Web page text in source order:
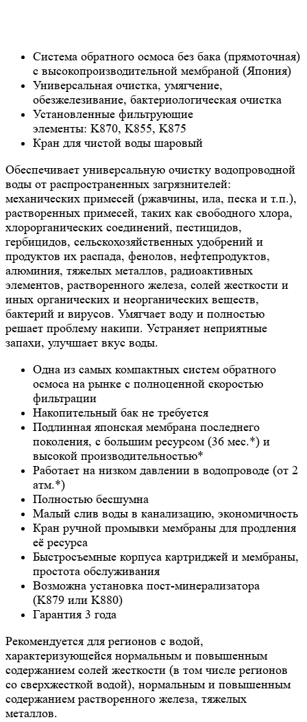
Система обратного осмоса без бака (прямоточная)
с высокопроизводительной мембраной (Япония)
Универсальная очистка, умягчение,
обезжелезивание, бактериологическая очистка
Установленные фильтрующие
элементы: K870, K855, K875
Кран для чистой воды шаровый
Обеспечивает универсальную очистку водопроводной
воды от распространенных загрязнителей:
механических примесей (ржавчины, ила, песка и т.п.),
растворенных примесей, таких как свободного хлора,
хлорорганических соединений, пестицидов,
гербицидов, сельскохозяйственных удобрений и
продуктов их распада, фенолов, нефтепродуктов,
алюминия, тяжелых металлов, радиоактивных
элементов, растворенного железа, солей жесткости и
иных органических и неорганических веществ,
бактерий и вирусов. Умягчает воду и полностью
решает проблему накипи. Устраняет неприятные
запахи, улучшает вкус воды.
Одна из самых компактных систем обратного
осмоса на рынке с полноценной скоростью
фильтрации
Накопительный бак не требуется
Подлинная японская мембрана последнего
поколения, с большим ресурсом (36 мес.*) и
высокой производительностью*
Работает на низком давлении в водопроводе (от 2
атм.*)
Полностью бесшумна
Малый слив воды в канализацию, экономичность
Кран ручной промывки мембраны для продления
её ресурса
Быстросъемные корпуса картриджей и мембраны,
простота обслуживания
Возможна установка пост-минерализатора
(K879 или K880)
Гарантия 3 года
Рекомендуется для регионов с водой,
характеризующейся нормальным и повышенным
содержанием солей жесткости (в том числе регионов
со сверхжесткой водой), нормальным и повышенным
содержанием растворенного железа, тяжелых
металлов.